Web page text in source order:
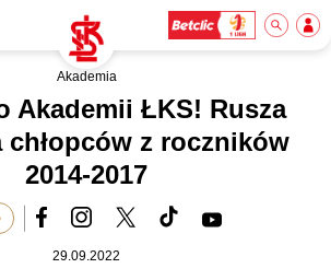
Akademia
Akademii ŁKS! Rusza
chłopców z roczników
2014-2017
29.09.2022